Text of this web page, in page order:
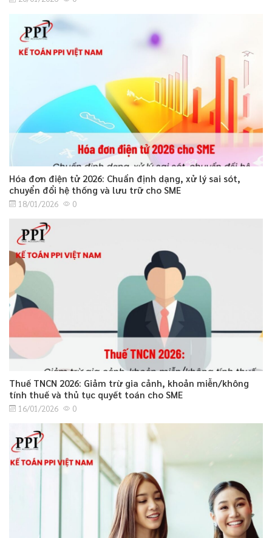
Hóa đơn điện tử 2026: Chuẩn định dạng, xử lý sai sót,
chuyển đổi hệ thống và lưu trữ cho SME
18/01/2026 0
Thuế TNCN 2026: Giảm trừ gia cảnh, khoản miễn/không
tính thuế và thủ tục quyết toán cho SME
16/01/2026 0